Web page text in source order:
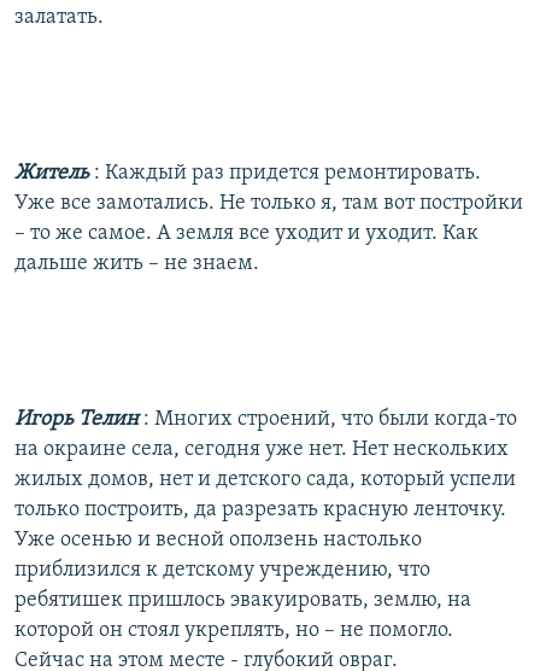
залатать.
Житель : Каждый раз придется ремонтировать.
Уже все замотались. Не только я, там вот постройки
– то же самое. А земля все уходит и уходит. Как
дальше жить – не знаем.
Игорь Телин: Многих строений, что были когда-то
на окраине села, сегодня уже нет. Нет нескольких
жилых домов, нет и детского сада, который успели
только построить, да разрезать красную ленточку.
Уже осенью и весной оползень настолько
приблизился к детскому учреждению, что
ребятишек пришлось эвакуировать, землю, на
которой он стоял укреплять, но – не помогло.
Сейчас на этом месте - глубокий овраг.